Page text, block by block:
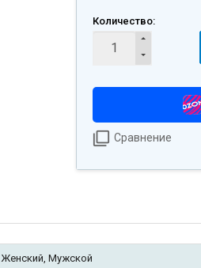
Количество:
Сравнение
Женский, Мужской